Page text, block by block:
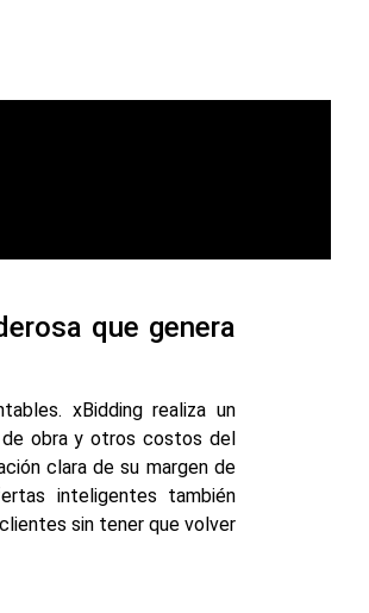
que genera
xBidding realiza un
de obra y otros costos del
clara de su margen de
inteligentes también
sin tener que volver